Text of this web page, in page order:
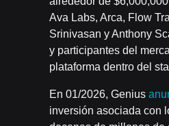
Ava Labs, Arca, Flow
Srinivasan y Anthony
y participantes del
plataforma dentro del
En 01/2026, Genius
inversión asociada con